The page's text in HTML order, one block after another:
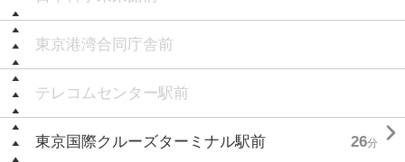
東京港湾合同庁舎前
テレコムセンター駅前
東京国際クルーズターミナル駅前 26分 